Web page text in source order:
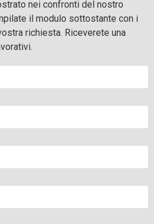
nei confronti del nostro
il modulo sottostante con i
richiesta. Riceverete una